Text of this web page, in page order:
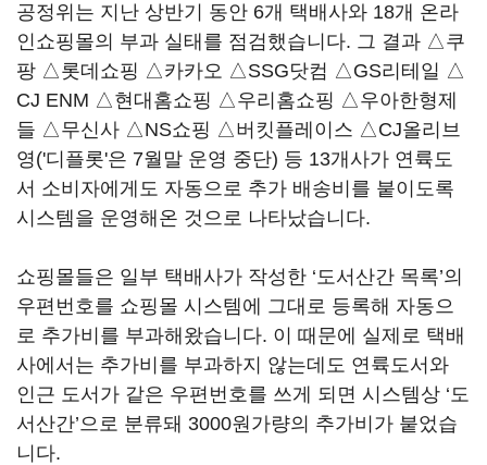
공정위는 지난 상반기 동안 6개 택배사와 18개 온라
인쇼핑몰의 부과 실태를 점검했습니다. 그 결과 △쿠
팡 △롯데쇼핑 △카카오 △SSG닷컴 △GS리테일 △
CJ ENM △현대홈쇼핑 △우리홈쇼핑 △우아한형제
들 △무신사 △NS쇼핑 △버킷플레이스 △CJ올리브
영('디플롯'은 7월말 운영 중단) 등 13개사가 연륙도
서 소비자에게도 자동으로 추가 배송비를 붙이도록
시스템을 운영해온 것으로 나타났습니다.
쇼핑몰들은 일부 택배사가 작성한 ‘도서산간 목록’의
우편번호를 쇼핑몰 시스템에 그대로 등록해 자동으
로 추가비를 부과해왔습니다. 이 때문에 실제로 택배
사에서는 추가비를 부과하지 않는데도 연륙도서와
인근 도서가 같은 우편번호를 쓰게 되면 시스템상 ‘도
서산간’으로 분류돼 3000원가량의 추가비가 붙었습
니다.